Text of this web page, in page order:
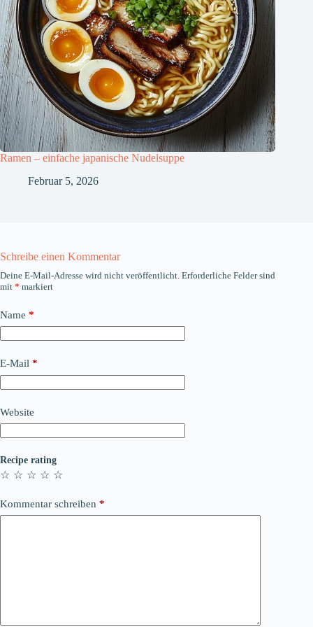
Ramen – einfache japanische Nudelsuppe
Februar 5, 2026
Schreibe einen Kommentar
Deine E-Mail-Adresse wird nicht veröffentlicht. Erforderliche Felder sind
mit * markiert
Name *
E-Mail *
Website
Recipe rating
☆
☆
☆
☆
☆
Kommentar schreiben *